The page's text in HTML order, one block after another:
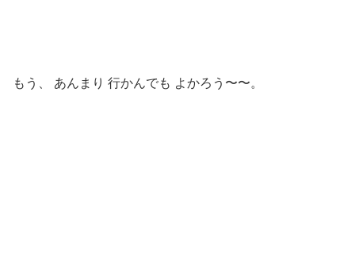
もう、 あんまり 行かんでも よかろう〜〜。